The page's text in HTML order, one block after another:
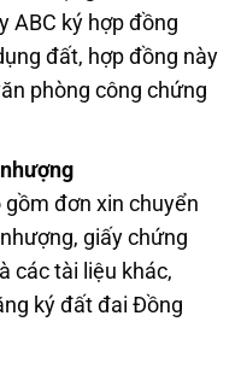
ABC ký hợp đồng
đất, hợp đồng này
phòng công chứng
gồm đơn xin chuyển
giấy chứng
các tài liệu khác,
ký đất đai Đồng